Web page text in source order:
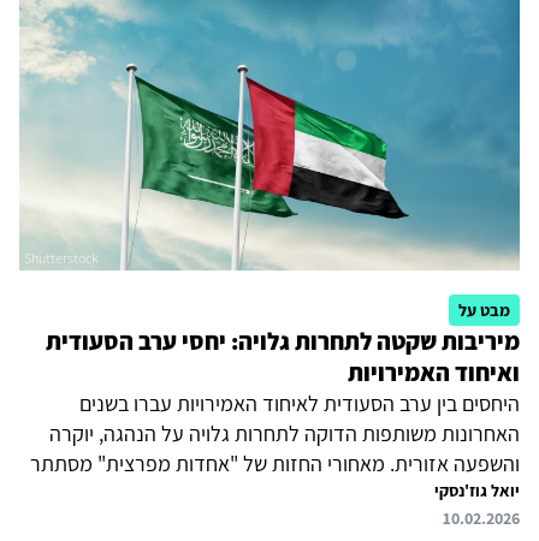
הבינלאומית. מדינות המפרץ שונות זו מזו במובנים רבים, וגם
ביחסן לישראל. לכולן מלבד כווית יש או היו יחסים עם ישראל,
אולם קטר נותרה אתגר מרכזי לישראל. זאת בשל השפעתה,
מחד גיסא, בזירה הפלסטינית ועל חמאס, ומאידך גיסא בשל...
מבט על
מיריבות שקטה לתחרות גלויה: יחסי ערב הסעודית
ואיחוד האמירויות
היחסים בין ערב הסעודית לאיחוד האמירויות עברו בשנים
האחרונות משותפות הדוקה לתחרות גלויה על הנהגה, יוקרה
והשפעה אזורית. מאחורי החזות של "אחדות מפרצית" מסתתר
שבר עמוק, הנובע מהבדלים בתפיסות איום ומאבק על בכורה
כלכלית-מדינית. התחזקות מעמדו של מחמד בן-סלמאן
יואל גוז'נסקי
10.02.2026